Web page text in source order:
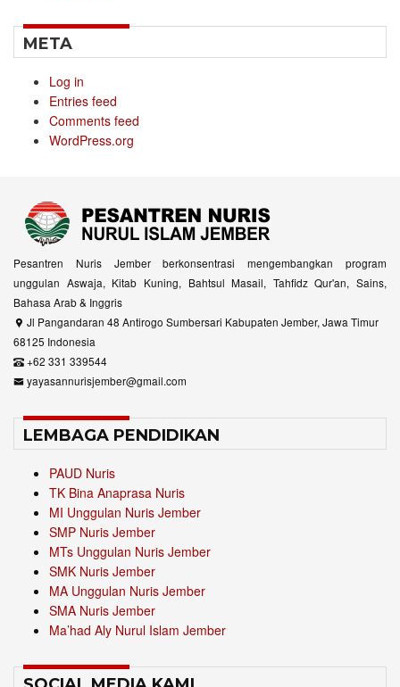
META
Log in
Entries feed
Comments feed
WordPress.org
Pesantren Nuris Jember berkonsentrasi mengembangkan program
unggulan Aswaja, Kitab Kuning, Bahtsul Masail, Tahfidz Qur'an, Sains,
Bahasa Arab & Inggris
Jl Pangandaran 48 Antirogo Sumbersari Kabupaten Jember, Jawa Timur
68125 Indonesia
+62 331 339544
yayasannurisjember@gmail.com
LEMBAGA PENDIDIKAN
PAUD Nuris
TK Bina Anaprasa Nuris
MI Unggulan Nuris Jember
SMP Nuris Jember
MTs Unggulan Nuris Jember
SMK Nuris Jember
MA Unggulan Nuris Jember
SMA Nuris Jember
Ma’had Aly Nurul Islam Jember